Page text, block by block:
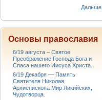
Дальше
Основы православия
6/19 августа – Святое
Преображение Господа Бога и
Спаса нашего Иисуса Христа.
6/19 Декабря — Память
Святителя Николая,
Архиепископа Мир Ликийских,
Чудотворца.